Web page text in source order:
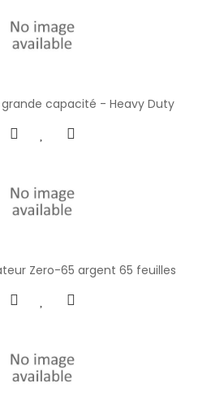
grande capacité - Heavy Duty
Zero-65 argent 65 feuilles